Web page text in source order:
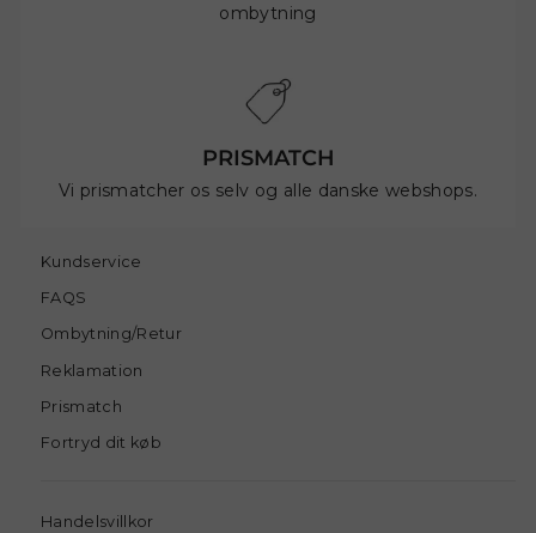
ombytning
PRISMATCH
Vi prismatcher os selv og alle danske webshops.
Kundservice
FAQS
Ombytning/Retur
Reklamation
Prismatch
Fortryd dit køb
Handelsvillkor